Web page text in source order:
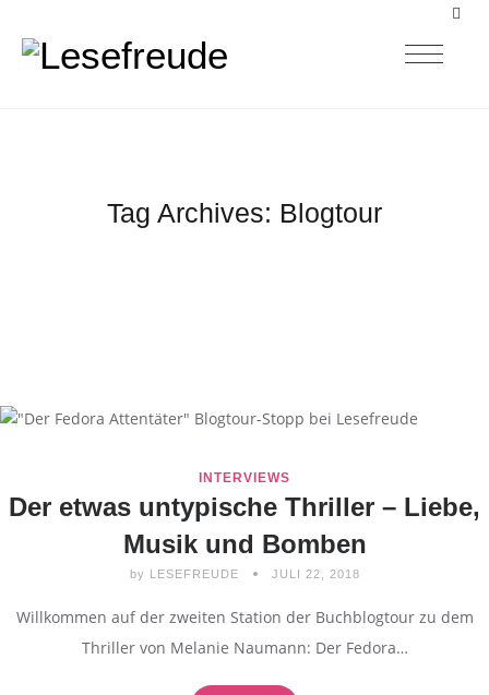
Tag Archives: Blogtour
INTERVIEWS
Der etwas untypische Thriller – Liebe,
Musik und Bomben
by LESEFREUDE JULI 22, 2018
Willkommen auf der zweiten Station der Buchblogtour zu dem
Thriller von Melanie Naumann: Der Fedora…